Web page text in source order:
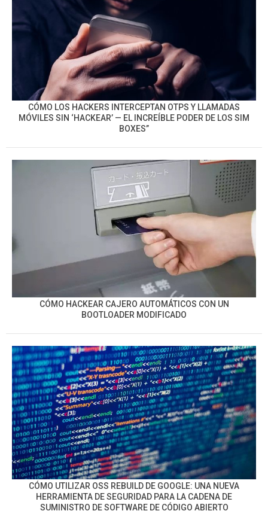
CÓMO LOS HACKERS INTERCEPTAN OTPS Y LLAMADAS
MÓVILES SIN ‘HACKEAR’ — EL INCREÍBLE PODER DE LOS SIM
BOXES”
CÓMO HACKEAR CAJERO AUTOMÁTICOS CON UN
BOOTLOADER MODIFICADO
CÓMO UTILIZAR OSS REBUILD DE GOOGLE: UNA NUEVA
HERRAMIENTA DE SEGURIDAD PARA LA CADENA DE
SUMINISTRO DE SOFTWARE DE CÓDIGO ABIERTO